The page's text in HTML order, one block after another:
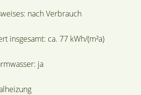
nach Verbrauch
insgesamt: ca. 77 kWh/(m²a)
ja